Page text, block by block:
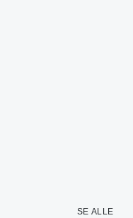
SE ALLE